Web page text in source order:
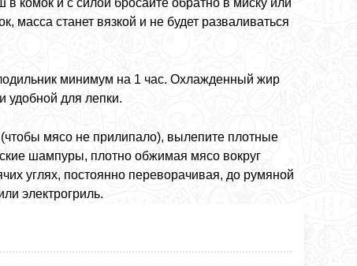
комок и с силой бросайте обратно в миску или
масса станет вязкой и не будет разваливаться
минимум на 1 час. Охлажденный жир
удобной для лепки.
мясо не прилипало), вылепите плотные
шампуры, плотно обжимая мясо вокруг
углях, постоянно переворачивая, до румяной
электрогриль.